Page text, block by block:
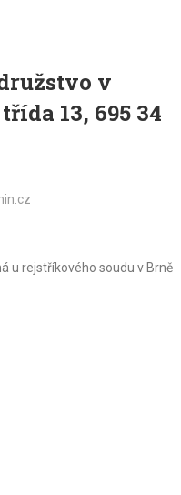
v
13, 695 34
u rejstříkového soudu v Brně